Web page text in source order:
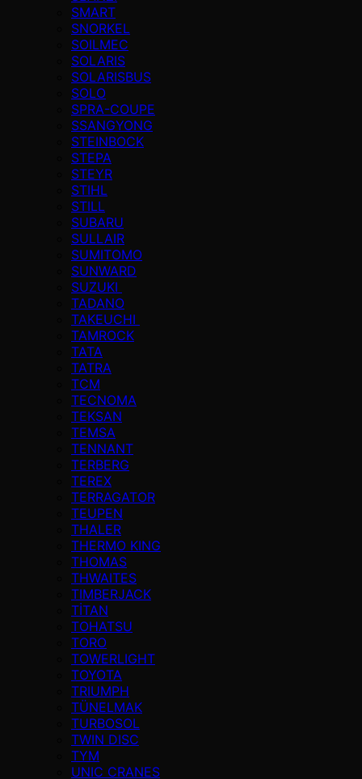
SMART
SNORKEL
SOILMEC
SOLARIS
SOLARISBUS
SOLO
SPRA-COUPE
SSANGYONG
STEINBOCK
STEPA
STEYR
STIHL
STILL
SUBARU
SULLAIR
SUMITOMO
SUNWARD
SUZUKI
TADANO
TAKEUCHI
TAMROCK
TATA
TATRA
TCM
TECNOMA
TEKSAN
TEMSA
TENNANT
TERBERG
TEREX
TERRAGATOR
TEUPEN
THALER
THERMO KING
THOMAS
THWAITES
TIMBERJACK
TİTAN
TOHATSU
TORO
TOWERLIGHT
TOYOTA
TRIUMPH
TÜNELMAK
TURBOSOL
TWIN DISC
TYM
UNIC CRANES